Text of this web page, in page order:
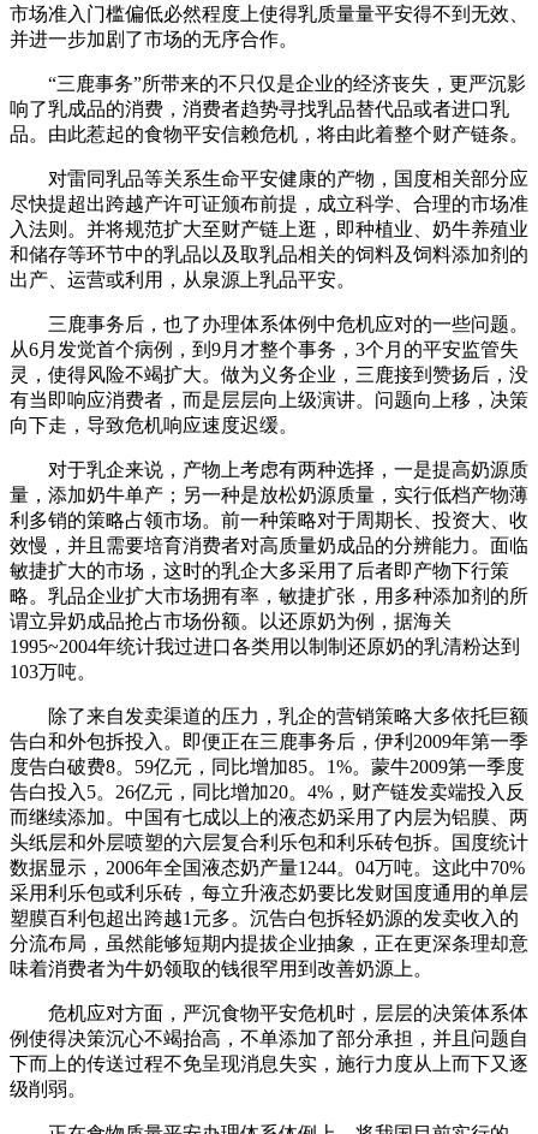
市场准入门槛偏低必然程度上使得乳质量量平安得不到无效、
并进一步加剧了市场的无序合作。
“三鹿事务”所带来的不只仅是企业的经济丧失，更严沉影
响了乳成品的消费，消费者趋势寻找乳品替代品或者进口乳
品。由此惹起的食物平安信赖危机，将由此着整个财产链条。
对雷同乳品等关系生命平安健康的产物，国度相关部分应
尽快提超出跨越产许可证颁布前提，成立科学、合理的市场准
入法则。并将规范扩大至财产链上逛，即种植业、奶牛养殖业
和储存等环节中的乳品以及取乳品相关的饲料及饲料添加剂的
出产、运营或利用，从泉源上乳品平安。
三鹿事务后，也了办理体系体例中危机应对的一些问题。
从6月发觉首个病例，到9月才整个事务，3个月的平安监管失
灵，使得风险不竭扩大。做为义务企业，三鹿接到赞扬后，没
有当即响应消费者，而是层层向上级演讲。问题向上移，决策
向下走，导致危机响应速度迟缓。
对于乳企来说，产物上考虑有两种选择，一是提高奶源质
量，添加奶牛单产；另一种是放松奶源质量，实行低档产物薄
利多销的策略占领市场。前一种策略对于周期长、投资大、收
效慢，并且需要培育消费者对高质量奶成品的分辨能力。面临
敏捷扩大的市场，这时的乳企大多采用了后者即产物下行策
略。乳品企业扩大市场拥有率，敏捷扩张，用多种添加剂的所
谓立异奶成品抢占市场份额。以还原奶为例，据海关
1995~2004年统计我过进口各类用以制制还原奶的乳清粉达到
103万吨。
除了来自发卖渠道的压力，乳企的营销策略大多依托巨额
告白和外包拆投入。即便正在三鹿事务后，伊利2009年第一季
度告白破费8。59亿元，同比增加85。1%。蒙牛2009第一季度
告白投入5。26亿元，同比增加20。4%，财产链发卖端投入反
而继续添加。中国有七成以上的液态奶采用了内层为铝膜、两
头纸层和外层喷塑的六层复合利乐包和利乐砖包拆。国度统计
数据显示，2006年全国液态奶产量1244。04万吨。这此中70%
采用利乐包或利乐砖，每立升液态奶要比发财国度通用的单层
塑膜百利包超出跨越1元多。沉告白包拆轻奶源的发卖收入的
分流布局，虽然能够短期内提拔企业抽象，正在更深条理却意
味着消费者为牛奶领取的钱很罕用到改善奶源上。
危机应对方面，严沉食物平安危机时，层层的决策体系体
例使得决策沉心不竭抬高，不单添加了部分承担，并且问题自
下而上的传送过程不免呈现消息失实，施行力度从上而下又逐
级削弱。